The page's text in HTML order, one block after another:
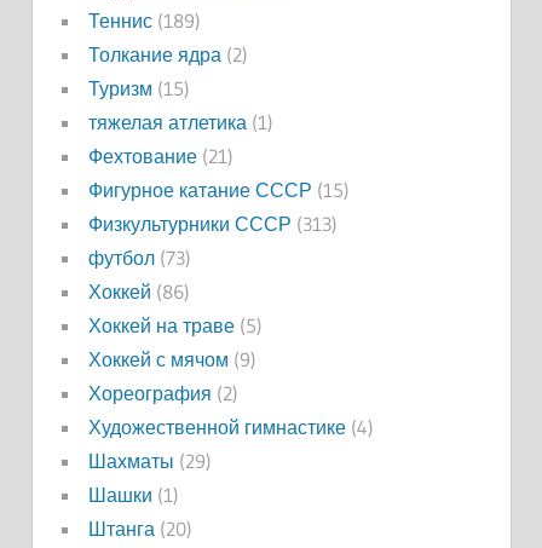
Теннис(189)
Толкание ядра (2)
Туризм (15)
тяжелая атлетика (1)
Фехтование(21)
Фигурное катание СССР (15)
Физкультурники СССР (313)
футбол(73)
Хоккей (86)
Хоккей на траве(5)
Хоккей с мячом (9)
Хореография (2)
Художественной гимнастике(4)
Шахматы (29)
Шашки (1)
Штанга (20)